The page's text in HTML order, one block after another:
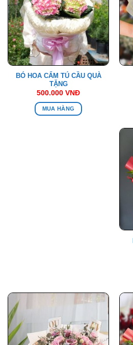
BÓ HOA CẨM TÚ CẦU QUÀ
TẶNG
500.000 VNĐ
MUA HÀNG